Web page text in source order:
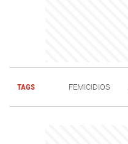
TAGS FEMICIDIOS